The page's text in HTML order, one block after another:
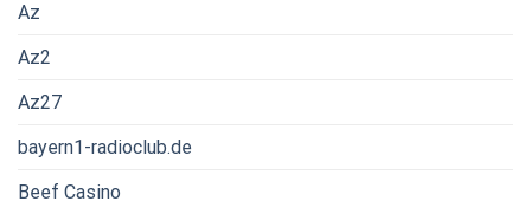
Az
Az2
Az27
bayern1-radioclub.de
Beef Casino